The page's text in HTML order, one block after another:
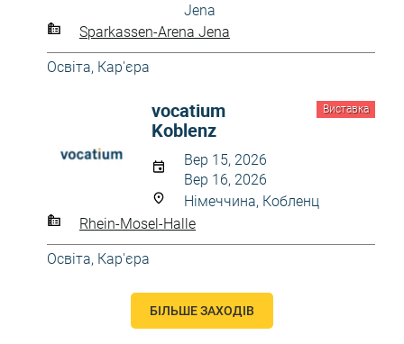
Jena
Sparkassen-Arena Jena
Освіта, Кар'єра
Виставка
vocatium
Koblenz
Вер 15, 2026
Вер 16, 2026
Німеччина, Кобленц
Rhein-Mosel-Halle
Освіта, Кар'єра
БІЛЬШЕ ЗАХОДІВ